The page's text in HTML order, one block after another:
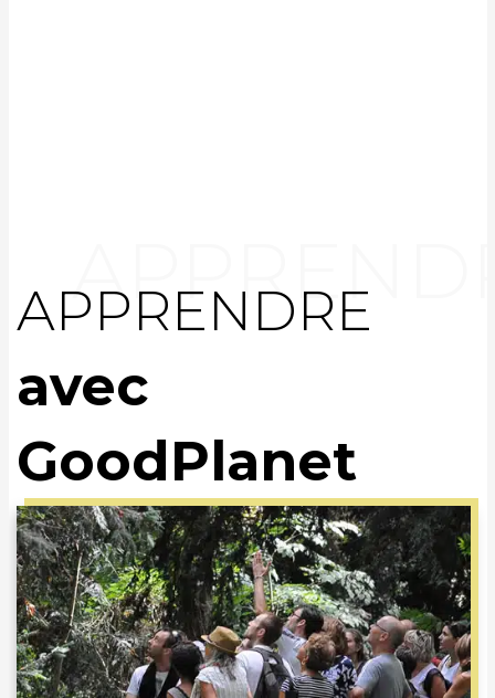
APPRENDRE
avec
GoodPlanet